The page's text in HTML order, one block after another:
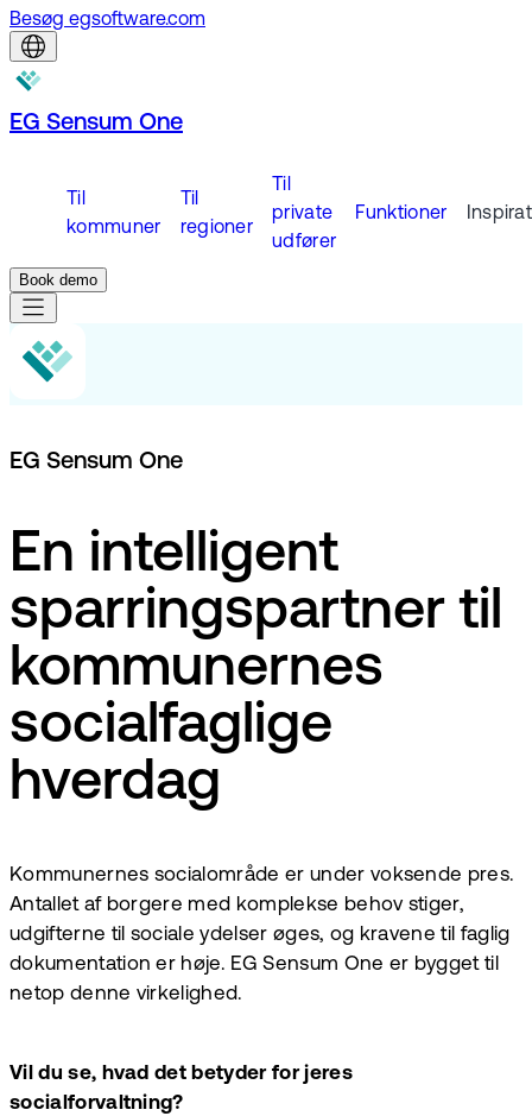
Besøg egsoftware.com
EG Sensum One
Til
kommuner
Til
regioner
Til
private
udfører
Funktioner
Book demo
EG Sensum One
En intelligent
sparringspartner til
kommunernes
socialfaglige
hverdag
Kommunernes socialområde er under voksende pres.
Antallet af borgere med komplekse behov stiger,
udgifterne til sociale ydelser øges, og kravene til faglig
dokumentation er høje. EG Sensum One er bygget til
netop denne virkelighed.
Vil du se, hvad det betyder for jeres
socialforvaltning?